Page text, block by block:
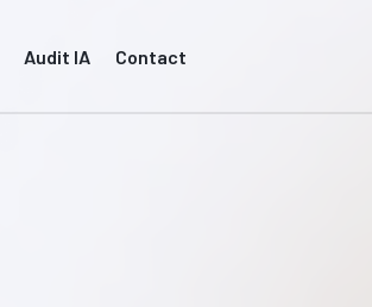
Audit IA Contact